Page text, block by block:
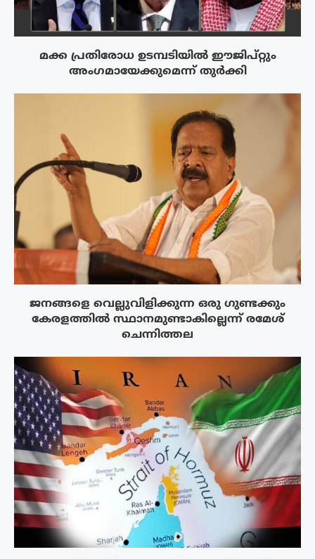
മക്ക പ്രതിരോധ ഉടമ്പടിയിൽ ഈജിപ്റ്റും
അംഗമായേക്കുമെന്ന് തുർക്കി
ജനങ്ങളെ വെല്ലുവിളിക്കുന്ന ഒരു ഗുണ്ടക്കും
കേരളത്തിൽ സ്ഥാനമുണ്ടാകില്ലെന്ന് രമേശ്
ചെന്നിത്തല